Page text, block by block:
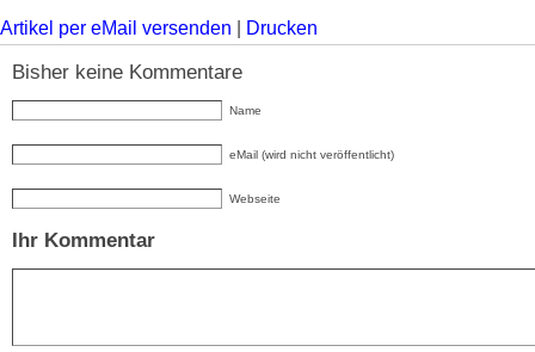
Artikel per eMail versenden Drucken
Bisher keine Kommentare
Name
eMail (wird nicht veröffentlicht)
Webseite
Ihr Kommentar